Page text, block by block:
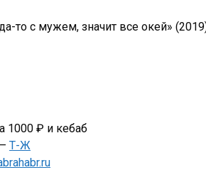
с мужем, значит все окей»
1000 ₽ и кебаб
Т-Ж